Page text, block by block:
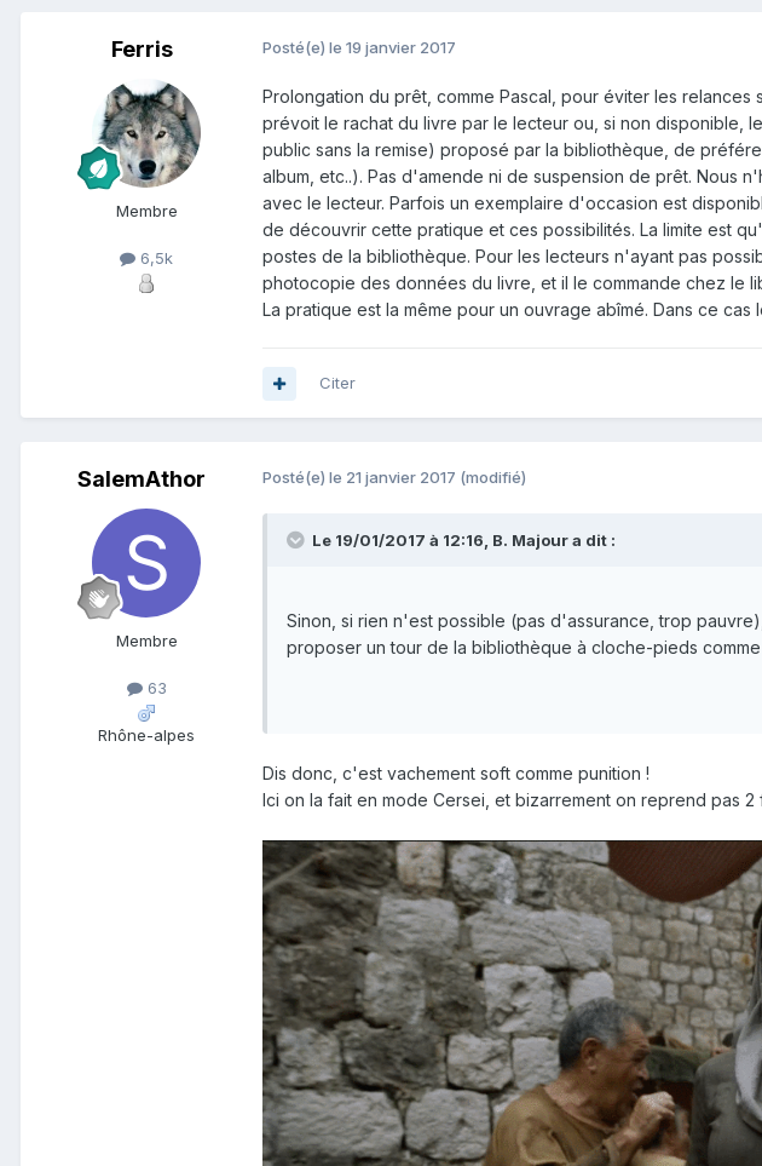
Ferris
Membre
6,5k
Posté(e) le 19 janvier 2017
Prolongation du prêt, comme Pascal, pour éviter les relances
prévoit le rachat du livre par le lecteur ou, si non disponible,
public sans la remise) proposé par la bibliothèque, de
album, etc..). Pas d'amende ni de suspension de prêt. Nous
avec le lecteur. Parfois un exemplaire d'occasion est
de découvrir cette pratique et ces possibilités. La limite est
postes de la bibliothèque. Pour les lecteurs n'ayant pas
photocopie des données du livre, et il le commande chez le
La pratique est la même pour un ouvrage abîmé. Dans ce
Citer
SalemAthor
Membre
63
Rhône-alpes
Posté(e) le 21 janvier 2017 (modifié)
Le 19/01/2017 à 12:16, B. Majour a dit :
Sinon, si rien n'est possible (pas d'assurance, trop
proposer un tour de la bibliothèque à cloche-pieds comme
Dis donc, c'est vachement soft comme punition !
Ici on la fait en mode Cersei, et bizarrement on reprend pas